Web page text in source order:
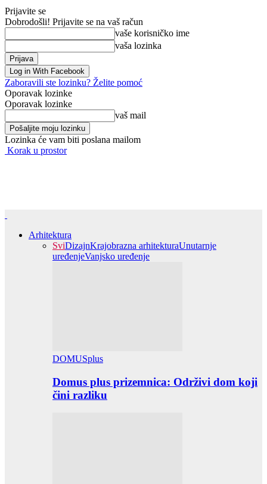
Prijavite se
Dobrodošli! Prijavite se na vaš račun
vaše korisničko ime
vaša lozinka
Log in With Facebook
Zaboravili ste lozinku? Želite pomoć
Oporavak lozinke
Oporavak lozinke
vaš mail
Lozinka će vam biti poslana mailom
Korak u prostor
Arhitektura
SviDizajnKrajobrazna arhitekturaUnutarnje
uređenjeVanjsko uređenje
DOMUSplus
Domus plus prizemnica: Održivi dom koji
čini razliku